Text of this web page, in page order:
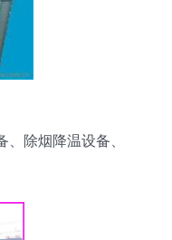
除烟降温设备、